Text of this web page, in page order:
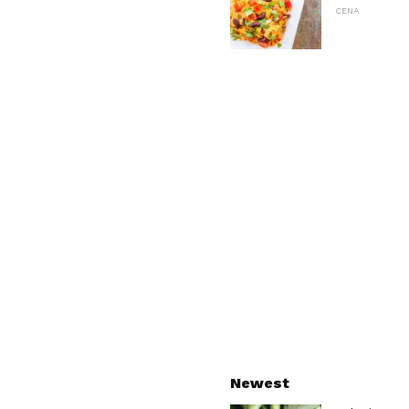
CENA
Newest